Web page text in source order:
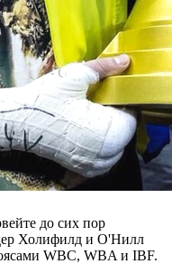
до сих пор
Холифилд и О'Нилл
WBC, WBA и IBF.